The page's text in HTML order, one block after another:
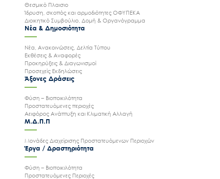
Θεσμικό Πλαισιο
Ίδρυση, σκοπός και αρμοδιότητες ΟΦΥΠΕΚΑ
Διοικητικό Συμβούλιο, Δομή & Οργανόγραμμα
Νέα & Δημοσιότητα
Νέα, Ανακοινώσεις, Δελτία Τύπου
Εκθέσεις & Αναφορές
Προκηρύξεις & Διαγωνισμοί
Προσεχείς Εκδηλώσεις
Άξονες Δράσεις
Φύση – Βιοποικιλότητα
Προστατευόμενες περιοχές
Αειφόρος Ανάπτυξη και Κλιματική Αλλαγή
Μ.Δ.Π.Π
Μονάδες Διαχείρισης Προστατευόμενων Περιοχών
Έργα / Δραστηριότητα
Φύση – Βιοποικιλότητα
Προστατευόμενες Περιοχές